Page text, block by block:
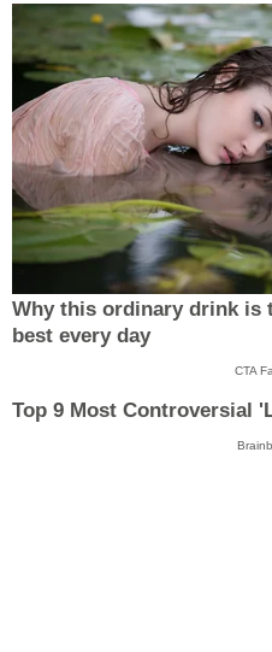
Why this ordinary drink is
best every day
CTA
Top 9 Most Controversial